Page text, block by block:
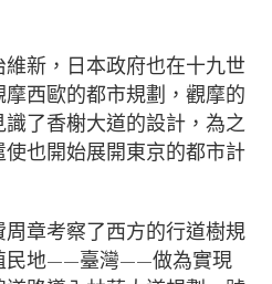
新，日本政府也在十九世
西歐的都市規劃，觀摩的
了香榭大道的設計，為之
也開始展開東京的都市計
章考察了西方的行道樹規
民地——臺灣——做為實現